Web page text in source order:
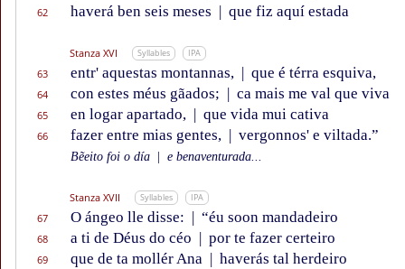
62 haverá ben seis meses | que fiz aquí estada
Stanza XVI Syllables IPA
63 entr' aquestas montannas, | que é térra esquiva,
64 con estes méus gãados; | ca mais me val que viva
65 en logar apartado, | que vida mui cativa
66 fazer entre mias gentes, | vergonnos' e viltada.”
Bẽeito foi o día e benaventurada...
Stanza XVII Syllables IPA
67 O ángeo lle disse: | “éu soon mandadeiro
68 a ti de Déus do céo | por te fazer certeiro
69 que de ta mollér Ana | haverás tal herdeiro